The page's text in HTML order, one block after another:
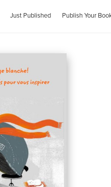
Just Published Publish Your